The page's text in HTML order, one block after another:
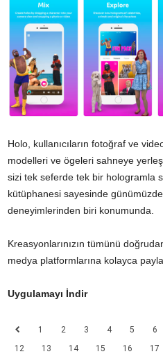
Holo, kullanıcıların fotoğraf ve
modelleri ve ögeleri sahneye
sizi tek seferde tek bir hologramla
kütüphanesi sayesinde
deneyimlerinden biri konumunda.
Kreasyonlarınızın tümünü
medya platformlarına kolayca
Uygulamayı İndir
1 2 3 4 5 6
12
13 14 15 16 17